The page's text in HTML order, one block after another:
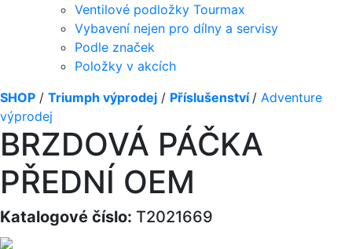
Ventilové podložky Tourmax
Vybavení nejen pro dílny a servisy
Podle značek
Položky v akcích
SHOP / Triumph výprodej / Příslušenství / Adventure
výprodej
BRZDOVÁ PÁČKA
PŘEDNÍ OEM
Katalogové číslo: T2021669